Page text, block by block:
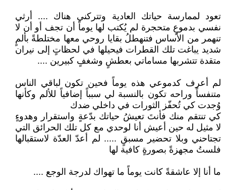
تعود لممارسة حياتك العادية وتتركني هناك .... أرثي
نفسي بدموعٍ متحجرة لم يُكتب لها يوماً أن تجف أو أن لا
تنهمر من الأساس فتنهطلُ بقايا روحي معها مختلطةً بألمٍ
شديد يباغت تلك القطرات فيحيلها في لحظاتٍ إلى نيران
متقدة تتشربها مساماتي بعطشٍ وشغفٍ كبيرين ....
لم أعرف كدموعي هذه يوماً فحين تكون لباقي الناس
متنفساً وراحه تكون بالنسبة لي سبباً إضافياً للألم وكأنها
وُجدت كي تُحفّز الثورات في داخلي ضدك
كي تنتقم منك فأنتَ تعيشُ حياتك بدّعةٍ واستقرار وهدوءٍ
لا مثيل له حين أعيش أنا لوحدي مع كل تلك الحرائق التي
تجتاحني وبلا تحضير مسبقٍ ..... لم أعدّ العدّة لاستقبالها
فلستُ مجهزةً بصورةٍ كافية لها
ما أنا إلا عاشقةً كانت يوماً ما تهواك لدرجة الوجع ....